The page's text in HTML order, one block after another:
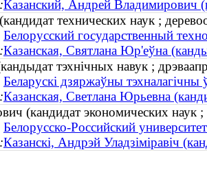
Казанский, Андрей Владимирович
технических наук ;
Белорусский государственный
Казанская, Святлана Юр'еўна
тэхнічных навук ;
Беларускі дзяржаўны тэхналагічны
Казанская, Светлана Юрьевна
(кандидат экономических наук
Белорусско-Российский
Казанскі, Андрэй Уладзіміравіч